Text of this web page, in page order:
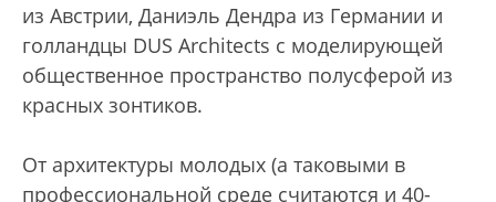
из Австрии, Даниэль Дендра из Германии и
голландцы DUS Architects с моделирующей
общественное пространство полусферой из
красных зонтиков.
От архитектуры молодых (а таковыми в
профессиональной среде считаются и 40-